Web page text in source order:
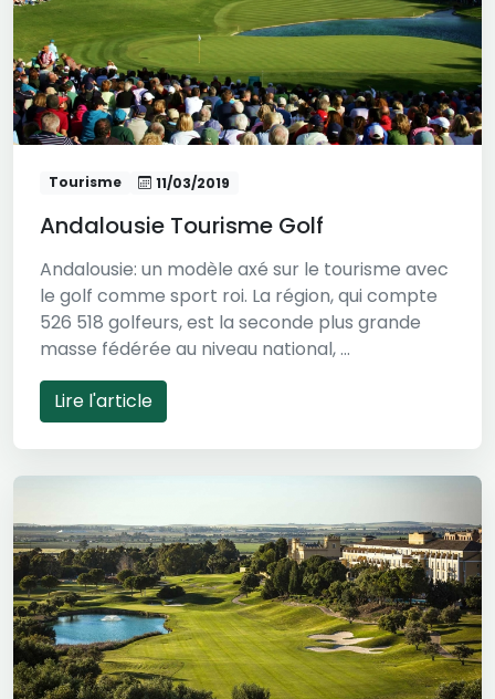
Tourisme 11/03/2019
Andalousie Tourisme Golf
Andalousie: un modèle axé sur le tourisme avec
le golf comme sport roi. La région, qui compte
526 518 golfeurs, est la seconde plus grande
masse fédérée au niveau national, ...
Lire l'article